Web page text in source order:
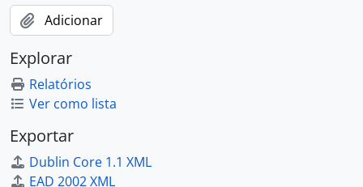
Adicionar
Explorar
Relatórios
Ver como lista
Exportar
Dublin Core 1.1 XML
EAD 2002 XML